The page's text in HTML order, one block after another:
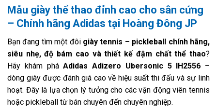
Mẫu giày thể thao đỉnh cao cho sân cứng
– Chính hãng Adidas tại Hoàng Đông JP
Bạn đang tìm một đôi giày tennis – pickleball chính hãng,
siêu nhẹ, độ bám cao và thiết kế đậm chất thể thao?
Hãy khám pháAdidas Adizero Ubersonic 5 IH2556 –
dòng giày được đánh giá cao về hiệu suất thi đấu và sự linh
hoạt. Đây là lựa chọn lý tưởng cho các vận động viên tennis
hoặc pickleball từ bán chuyên đến chuyên nghiệp.